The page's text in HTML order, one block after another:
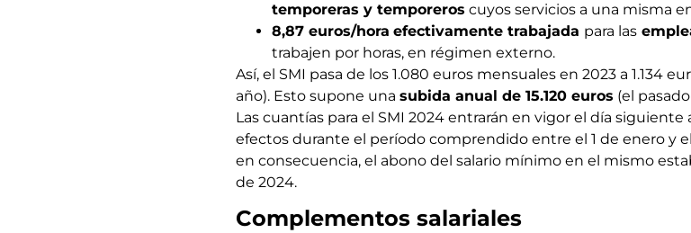
temporeras y temporeros cuyos servicios a una misma
8,87 euros/hora efectivamente trabajada para las
trabajen por horas, en régimen externo.
Así, el SMI pasa de los 1.080 euros mensuales en 2023 a 1.134
año). Esto supone una subida anual de 15.120 euros (el
Las cuantías para el SMI 2024 entrarán en vigor el día
efectos durante el período comprendido entre el 1 de enero y
en consecuencia, el abono del salario mínimo en el mismo
de 2024.
Complementos salariales